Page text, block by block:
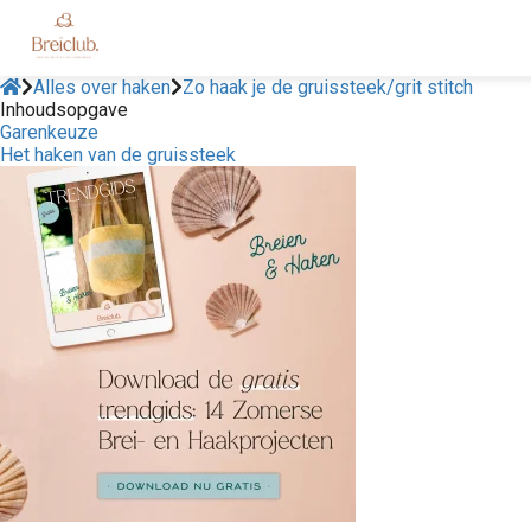
Alles over haken
Zo haak je de gruissteek/grit stitch
Inhoudsopgave
Garenkeuze
Het haken van de gruissteek